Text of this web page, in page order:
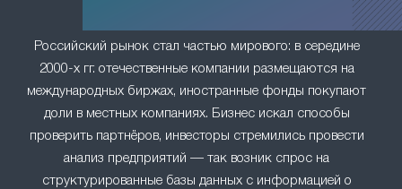
Российский рынок стал частью мирового: в середине
2000-х гг. отечественные компании размещаются на
международных биржах, иностранные фонды покупают
доли в местных компаниях. Бизнес искал способы
проверить партнёров, инвесторы стремились провести
анализ предприятий — так возник спрос на
структурированные базы данных с информацией о